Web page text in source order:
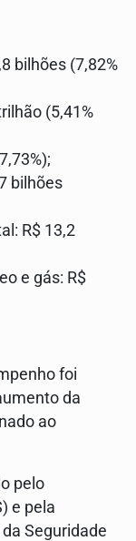
bilhões (7,82%
(5,41%
bilhões
R$ 13,2
e gás: R$
foi
da
ao
pelo
e pela
Seguridade